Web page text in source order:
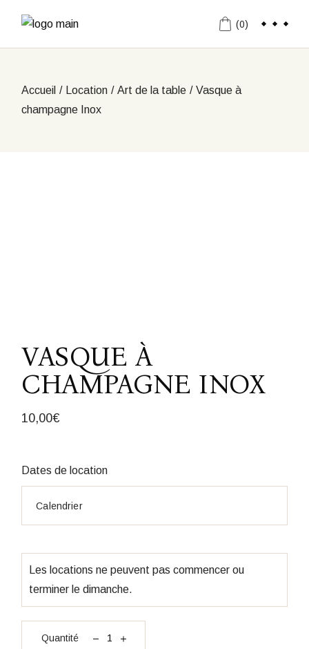
contenu
(0)
Accueil Location Art de la table
Vasque à
champagne Inox
VASQUE À
CHAMPAGNE INOX
10,00€
Dates de location
Les locations ne peuvent pas commencer ou
terminer le dimanche.
Quantité
quantité Vasque à champagne Inox